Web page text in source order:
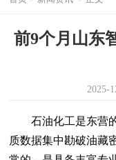
前9个月山东
2025-
石油化工是东营的
质数据集中勘破油藏